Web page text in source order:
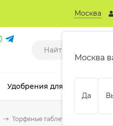
Москва
Москва
Да
Удобрения для хвойных
Торфяные таблетки Jiffy-7 33 мм.